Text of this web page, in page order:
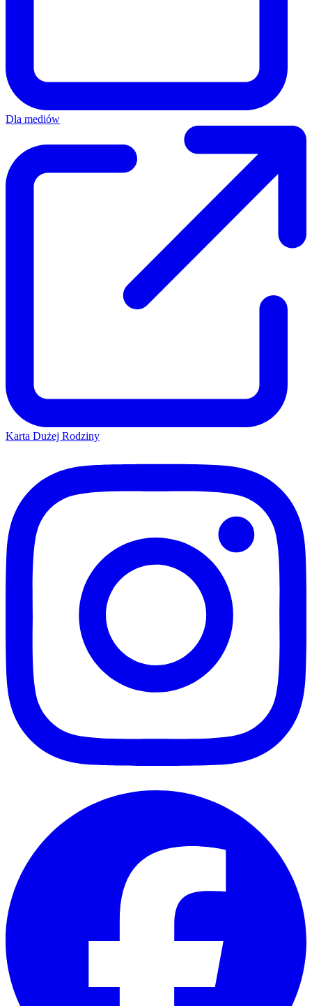
Dla mediów
Karta Dużej Rodziny